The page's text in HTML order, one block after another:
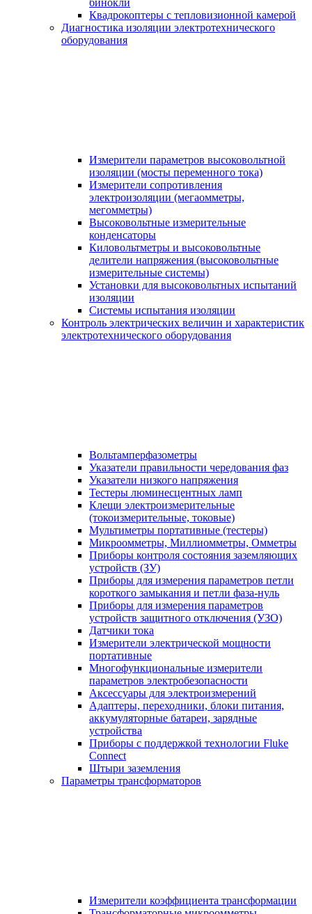
бинокли
Квадрокоптеры с тепловизионной камерой
Диагностика изоляции электротехнического
оборудования
Измерители параметров высоковольтной
изоляции (мосты переменного тока)
Измерители сопротивления
электроизоляции (мегаомметры,
мегомметры)
Высоковольтные измерительные
конденсаторы
Киловольтметры и высоковольтные
делители напряжения (высоковольтные
измерительные системы)
Установки для высоковольтных испытаний
изоляции
Системы испытания изоляции
Контроль электрических величин и характеристик
электротехнического оборудования
Вольтамперфазометры
Указатели правильности чередования фаз
Указатели низкого напряжения
Тестеры люминесцентных ламп
Клещи электроизмерительные
(токоизмерительные, токовые)
Мультиметры портативные (тестеры)
Микроомметры, Миллиомметры, Омметры
Приборы контроля состояния заземляющих
устройств (ЗУ)
Приборы для измерения параметров петли
короткого замыкания и петли фаза-нуль
Приборы для измерения параметров
устройств защитного отключения (УЗО)
Датчики тока
Измерители электрической мощности
портативные
Многофункциональные измерители
параметров электробезопасности
Аксессуары для электроизмерений
Адаптеры, переходники, блоки питания,
аккумуляторные батареи, зарядные
устройства
Приборы с поддержкой технологии Fluke
Connect
Штыри заземления
Параметры трансформаторов
Измерители коэффициента трансформации